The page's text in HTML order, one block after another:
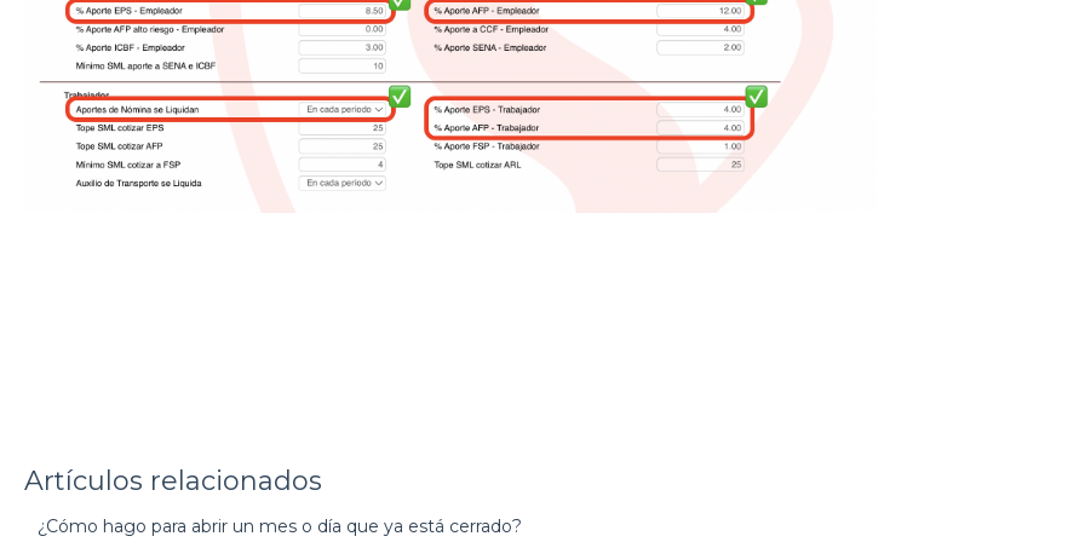
Artículos relacionados
¿Cómo hago para abrir un mes o día que ya está cerrado?